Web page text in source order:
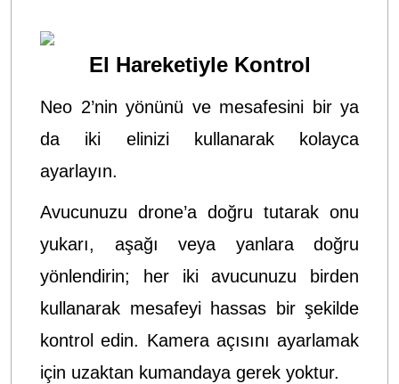
El Hareketiyle Kontrol
Neo 2’nin yönünü ve mesafesini bir ya
da iki elinizi kullanarak kolayca
ayarlayın.
Avucunuzu drone’a doğru tutarak onu
yukarı, aşağı veya yanlara doğru
yönlendirin; her iki avucunuzu birden
kullanarak mesafeyi hassas bir şekilde
kontrol edin. Kamera açısını ayarlamak
için uzaktan kumandaya gerek yoktur.